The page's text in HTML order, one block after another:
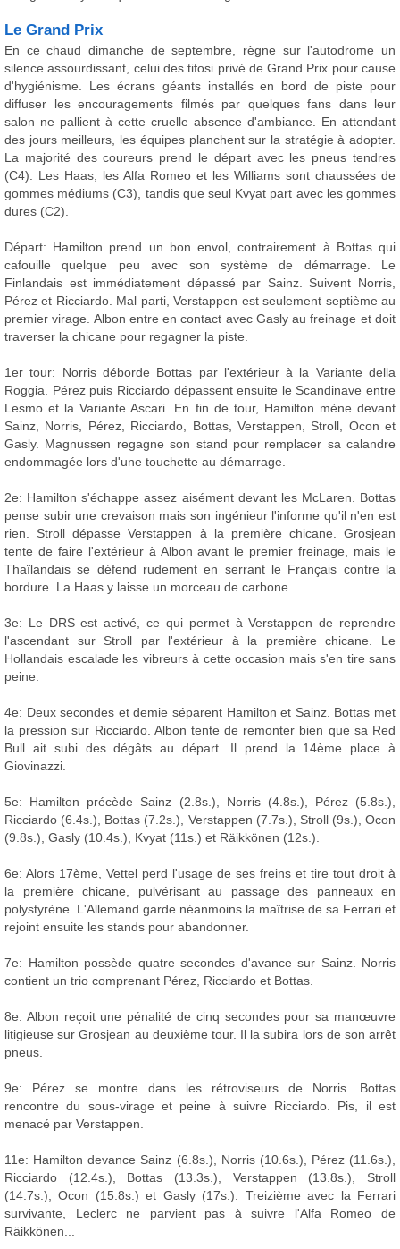
Le Grand Prix
En ce chaud dimanche de septembre, règne sur l'autodrome un
silence assourdissant, celui des tifosi privé de Grand Prix pour cause
d'hygiénisme. Les écrans géants installés en bord de piste pour
diffuser les encouragements filmés par quelques fans dans leur
salon ne pallient à cette cruelle absence d'ambiance. En attendant
des jours meilleurs, les équipes planchent sur la stratégie à adopter.
La majorité des coureurs prend le départ avec les pneus tendres
(C4). Les Haas, les Alfa Romeo et les Williams sont chaussées de
gommes médiums (C3), tandis que seul Kvyat part avec les gommes
dures (C2).
Départ: Hamilton prend un bon envol, contrairement à Bottas qui
cafouille quelque peu avec son système de démarrage. Le
Finlandais est immédiatement dépassé par Sainz. Suivent Norris,
Pérez et Ricciardo. Mal parti, Verstappen est seulement septième au
premier virage. Albon entre en contact avec Gasly au freinage et doit
traverser la chicane pour regagner la piste.
1er tour: Norris déborde Bottas par l'extérieur à la Variante della
Roggia. Pérez puis Ricciardo dépassent ensuite le Scandinave entre
Lesmo et la Variante Ascari. En fin de tour, Hamilton mène devant
Sainz, Norris, Pérez, Ricciardo, Bottas, Verstappen, Stroll, Ocon et
Gasly. Magnussen regagne son stand pour remplacer sa calandre
endommagée lors d'une touchette au démarrage.
2e: Hamilton s'échappe assez aisément devant les McLaren. Bottas
pense subir une crevaison mais son ingénieur l'informe qu'il n'en est
rien. Stroll dépasse Verstappen à la première chicane. Grosjean
tente de faire l'extérieur à Albon avant le premier freinage, mais le
Thaïlandais se défend rudement en serrant le Français contre la
bordure. La Haas y laisse un morceau de carbone.
3e: Le DRS est activé, ce qui permet à Verstappen de reprendre
l'ascendant sur Stroll par l'extérieur à la première chicane. Le
Hollandais escalade les vibreurs à cette occasion mais s'en tire sans
peine.
4e: Deux secondes et demie séparent Hamilton et Sainz. Bottas met
la pression sur Ricciardo. Albon tente de remonter bien que sa Red
Bull ait subi des dégâts au départ. Il prend la 14ème place à
Giovinazzi.
5e: Hamilton précède Sainz (2.8s.), Norris (4.8s.), Pérez (5.8s.),
Ricciardo (6.4s.), Bottas (7.2s.), Verstappen (7.7s.), Stroll (9s.), Ocon
(9.8s.), Gasly (10.4s.), Kvyat (11s.) et Räikkönen (12s.).
6e: Alors 17ème, Vettel perd l'usage de ses freins et tire tout droit à
la première chicane, pulvérisant au passage des panneaux en
polystyrène. L'Allemand garde néanmoins la maîtrise de sa Ferrari et
rejoint ensuite les stands pour abandonner.
7e: Hamilton possède quatre secondes d'avance sur Sainz. Norris
contient un trio comprenant Pérez, Ricciardo et Bottas.
8e: Albon reçoit une pénalité de cinq secondes pour sa manœuvre
litigieuse sur Grosjean au deuxième tour. Il la subira lors de son arrêt
pneus.
9e: Pérez se montre dans les rétroviseurs de Norris. Bottas
rencontre du sous-virage et peine à suivre Ricciardo. Pis, il est
menacé par Verstappen.
11e: Hamilton devance Sainz (6.8s.), Norris (10.6s.), Pérez (11.6s.),
Ricciardo (12.4s.), Bottas (13.3s.), Verstappen (13.8s.), Stroll
(14.7s.), Ocon (15.8s.) et Gasly (17s.). Treizième avec la Ferrari
survivante, Leclerc ne parvient pas à suivre l'Alfa Romeo de
Räikkönen...